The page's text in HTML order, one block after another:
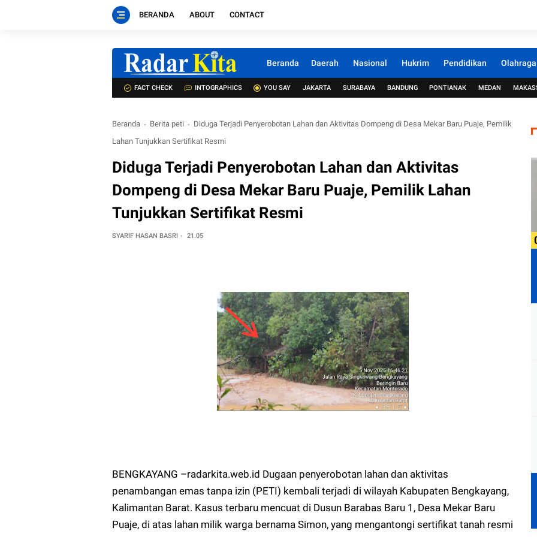
BERANDA ABOUT CONTACT
Beranda Daerah Nasional Hukrim Pendidikan Olahraga
FACT CHECK INTOGRAPHICS YOU SAY JAKARTA SURABAYA BANDUNG PONTIANAK MEDAN
Beranda Berita peti
Diduga Terjadi Penyerobotan Lahan dan Aktivitas Dompeng di Desa Mekar Baru Puaje, Pemilik
Lahan Tunjukkan Sertifikat Resmi
Diduga Terjadi Penyerobotan Lahan dan Aktivitas
Dompeng di Desa Mekar Baru Puaje, Pemilik Lahan
Tunjukkan Sertifikat Resmi
SYARIF HASAN BASRI 21.05
BENGKAYANG –radarkita.web.id Dugaan penyerobotan lahan dan aktivitas
penambangan emas tanpa izin (PETI) kembali terjadi di wilayah Kabupaten Bengkayang,
Kalimantan Barat. Kasus terbaru mencuat di Dusun Barabas Baru 1, Desa Mekar Baru
Puaje, di atas lahan milik warga bernama Simon, yang mengantongi sertifikat tanah resmi